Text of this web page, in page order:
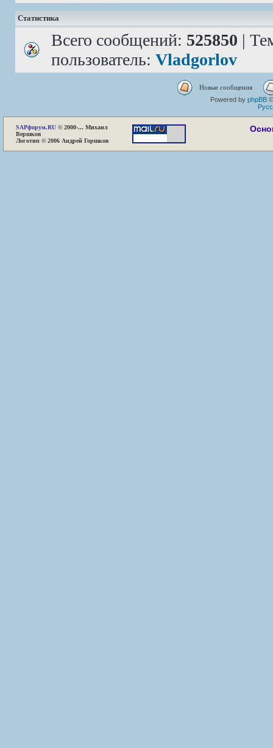
Статистика
Всего сообщений: 525850 |
пользователь: Vladgorlov
Новые сообщения
Powered by phpBB
SAPфорум.RU © 2000-... Михаил
Вершков
Логотип © 2006 Андрей Горшков